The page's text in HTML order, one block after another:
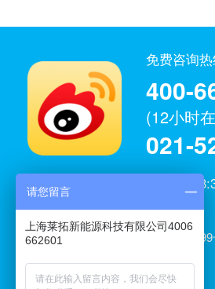
微博官方
免费咨询
400-
(12小时
021-
工作日：
上海莱拓新能源科技有限公司
公司地址：上海市闵行区元江路
电子邮箱：service@laituon.com
请您留言
上海莱拓新能源科技有限公司4006
662601